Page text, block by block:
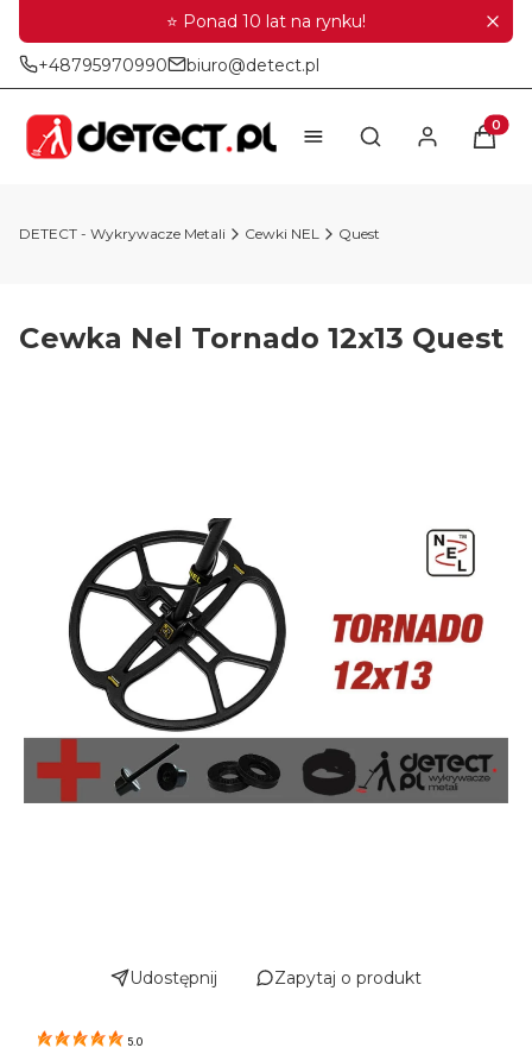
⭐ Ponad 10 lat na rynku!
+48795970990 biuro@detect.pl
Otwórz
DETECT - Wykrywacze Metali Cewki NEL Quest
Cewka Nel Tornado 12x13 Quest
Udostępnij Zapytaj o produkt
5.0